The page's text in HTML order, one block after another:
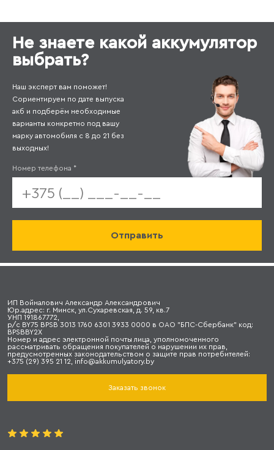
Не знаете какой аккумулятор
выбрать?
Наш эксперт вам поможет!
Сориентируем по дате выпуска
акб и подберём необходимые
варианты конкретно под вашу
марку автомобиля с 8 до 21 без
выходных!
Номер телефона *
ИП Войналович Александр Александрович
Юр.адрес: г. Минск, ул.Сухаревская, д. 59, кв.7
УНП 191867772,
р/с BY75 BPSB 3013 1760 6301 3933 0000 в ОАО "БПС-Сбербанк" код:
BPSBBY2X
Номер и адрес электронной почты лица, уполномоченного
рассматривать обращения покупателей о нарушении их прав,
предусмотренных законодательством о защите прав потребителей:
+375 (29) 395 21 12, info@akkumulyatory.by
Заказать звонок